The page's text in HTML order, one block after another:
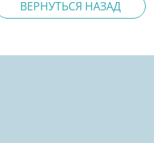
ВЕРНУТЬСЯ НАЗАД